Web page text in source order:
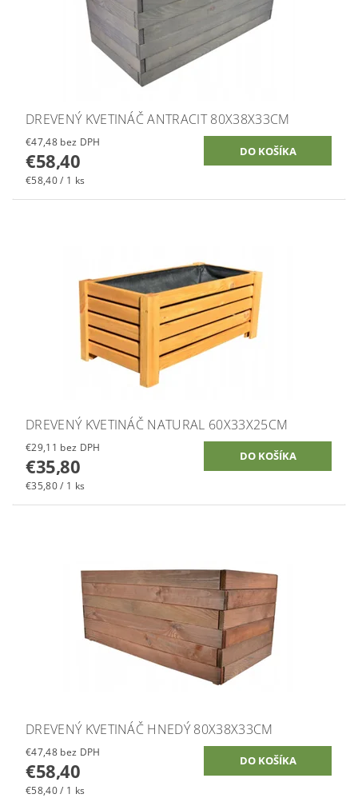
DREVENÝ KVETINÁČ ANTRACIT 80X38X33CM
€47,48 bez DPH
€58,40
€58,40 / 1 ks
DREVENÝ KVETINÁČ NATURAL 60X33X25CM
€29,11 bez DPH
€35,80
€35,80 / 1 ks
DREVENÝ KVETINÁČ HNEDÝ 80X38X33CM
€47,48 bez DPH
€58,40
€58,40 / 1 ks